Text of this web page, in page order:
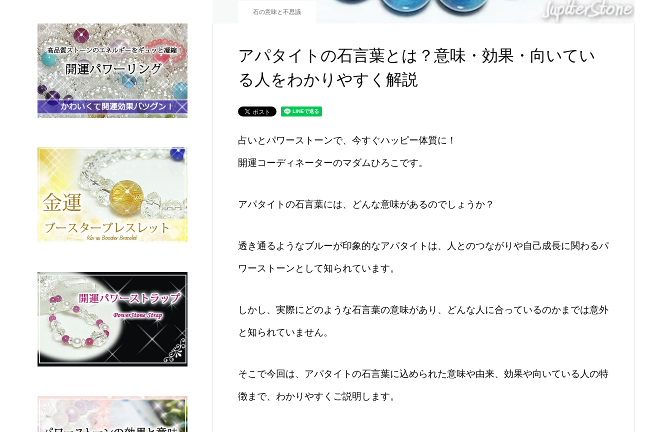
石の意味と不思議
アパタイトの石言葉とは？意味・効果・向いてい
る人をわかりやすく解説
占いとパワーストーンで、今すぐハッピー体質に！
開運コーディネーターのマダムひろこです。
アパタイトの石言葉には、どんな意味があるのでしょうか？
透き通るようなブルーが印象的なアパタイトは、人とのつながりや自己成長に関わるパ
ワーストーンとして知られています。
しかし、実際にどのような石言葉の意味があり、どんな人に合っているのかまでは意外
と知られていません。
そこで今回は、アパタイトの石言葉に込められた意味や由来、効果や向いている人の特
徴まで、わかりやすくご説明します。